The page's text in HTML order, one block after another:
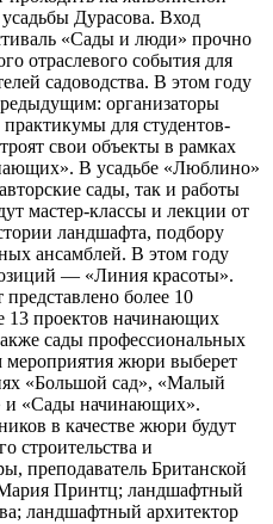
Дурасова. Вход
«Сады и люди» прочно
отраслевого события для
садоводства. В этом году
организаторы
для студентов-
свои объекты в рамках
В усадьбе «Люблино»
сады, так и работы
мастер-классы и лекции от
ландшафта, подбору
ансамблей. В этом году
— «Линия красоты».
представлено более 10
13 проектов начинающих
сады профессиональных
мероприятия жюри выберет
«Большой сад», «Малый
и «Сады начинающих».
в качестве жюри будут
строительства и
преподаватель Британской
Принтц; ландшафтный
ландшафтный архитектор